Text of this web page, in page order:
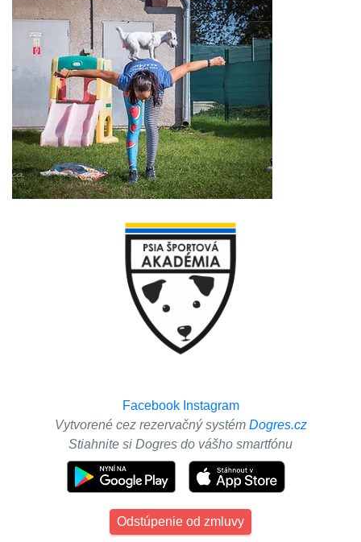
Facebook Instagram
Vytvorené cez rezervačný systém Dogres.cz
Stiahnite si Dogres do vášho smartfónu
Odstúpenie od zmluvy